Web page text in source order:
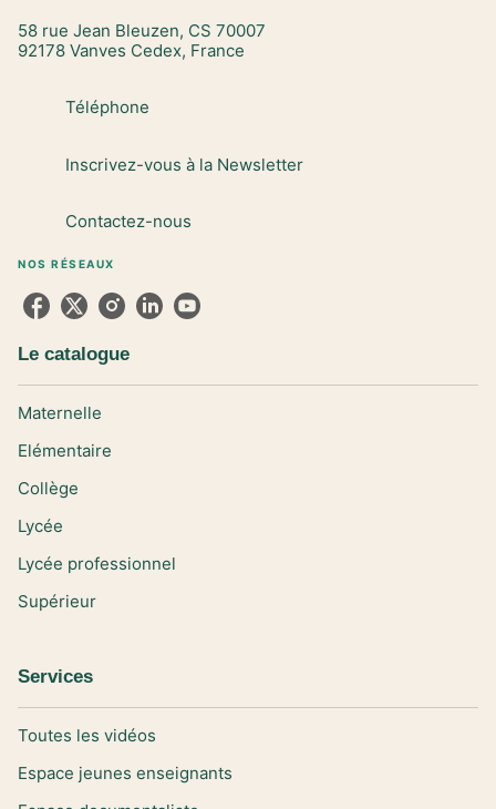
58 rue Jean Bleuzen, CS 70007
92178 Vanves Cedex, France
Téléphone
Inscrivez-vous à la Newsletter
Contactez-nous
NOS RÉSEAUX
Le catalogue
Maternelle
Elémentaire
Collège
Lycée
Lycée professionnel
Supérieur
Services
Toutes les vidéos
Espace jeunes enseignants